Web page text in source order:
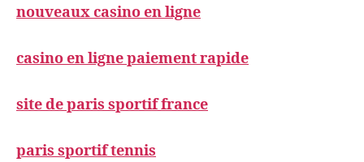
nouveaux casino en ligne
casino en ligne paiement rapide
site de paris sportif france
paris sportif tennis